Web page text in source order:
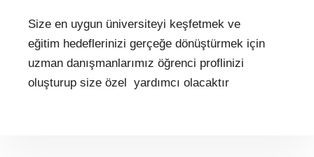
Size en uygun üniversiteyi keşfetmek ve
eğitim hedeflerinizi gerçeğe dönüştürmek için
uzman danışmanlarımız öğrenci proflinizi
oluşturup size özel yardımcı olacaktır